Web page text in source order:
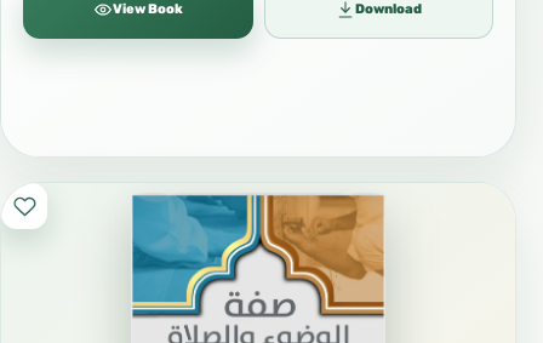
View Book Download